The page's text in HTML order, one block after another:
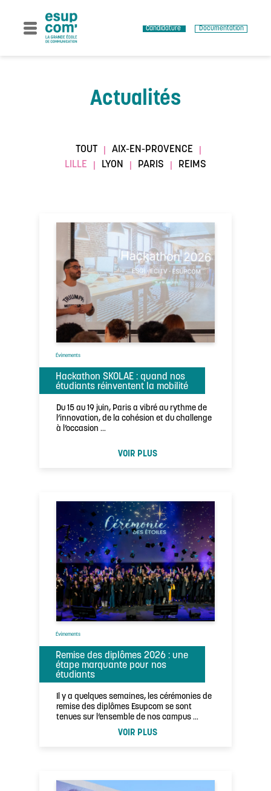
content
Candidature Documentation
Actualités
TOUT AIX-EN-PROVENCE
LILLE
LYON PARIS REIMS
Évènements
Hackathon SKOLAE : quand nos
étudiants réinventent la mobilité
Du 15 au 19 juin, Paris a vibré au rythme de
l’innovation, de la cohésion et du challenge
à l’occasion …
VOIR PLUS
Évènements
Remise des diplômes 2026 : une
étape marquante pour nos
étudiants
Il y a quelques semaines, les cérémonies de
remise des diplômes Esupcom se sont
tenues sur l’ensemble de nos campus …
VOIR PLUS